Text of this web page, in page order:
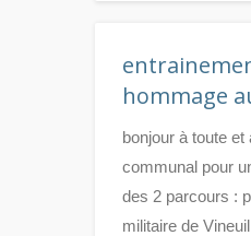
hommage
bonjour à toute
communal pour
des 2 parcours :
militaire de